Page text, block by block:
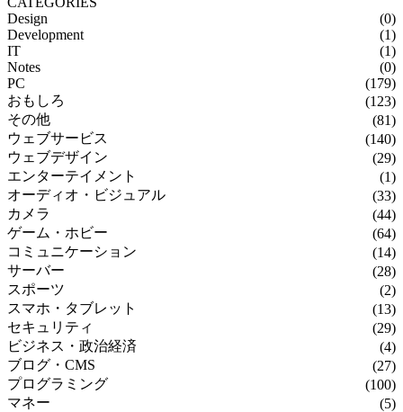
Design
(0)
Development
(1)
IT
(1)
Notes
(0)
PC
(179)
おもしろ
(123)
その他
(81)
ウェブサービス
(140)
ウェブデザイン
(29)
エンターテイメント
(1)
オーディオ・ビジュアル
(33)
カメラ
(44)
ゲーム・ホビー
(64)
コミュニケーション
(14)
サーバー
(28)
スポーツ
(2)
スマホ・タブレット
(13)
セキュリティ
(29)
ビジネス・政治経済
(4)
ブログ・CMS
(27)
プログラミング
(100)
マネー
(5)